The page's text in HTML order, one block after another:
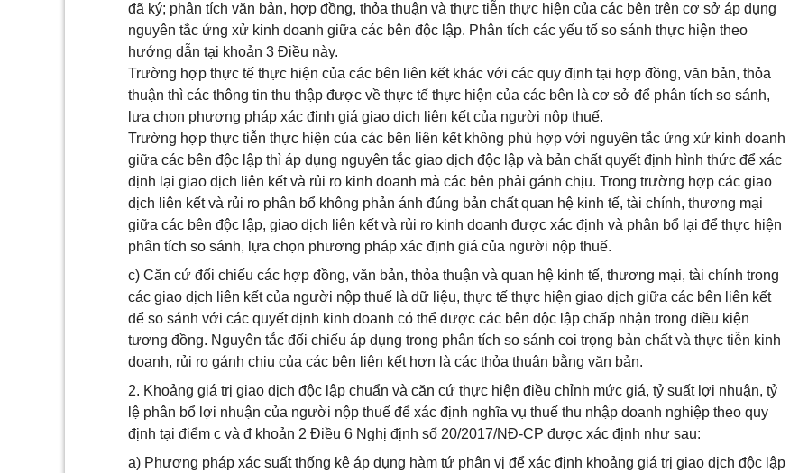
đã ký; phân tích văn bản, hợp đồng, thỏa thuận và thực tiễn thực hiện của các bên trên cơ sở áp dụng
nguyên tắc ứng xử kinh doanh giữa các bên độc lập. Phân tích các yếu tố so sánh thực hiện theo
hướng dẫn tại khoản 3 Điều này.
Trường hợp thực tế thực hiện của các bên liên kết khác với các quy định tại hợp đồng, văn bản, thỏa
thuận thì các thông tin thu thập được về thực tế thực hiện của các bên là cơ sở để phân tích so sánh,
lựa chọn phương pháp xác định giá giao dịch liên kết của người nộp thuế.
Trường hợp thực tiễn thực hiện của các bên liên kết không phù hợp với nguyên tắc ứng xử kinh doanh
giữa các bên độc lập thì áp dụng nguyên tắc giao dịch độc lập và bản chất quyết định hình thức để xác
định lại giao dịch liên kết và rủi ro kinh doanh mà các bên phải gánh chịu. Trong trường hợp các giao
dịch liên kết và rủi ro phân bổ không phản ánh đúng bản chất quan hệ kinh tế, tài chính, thương mại
giữa các bên độc lập, giao dịch liên kết và rủi ro kinh doanh được xác định và phân bổ lại để thực hiện
phân tích so sánh, lựa chọn phương pháp xác định giá của người nộp thuế.
c) Căn cứ đối chiếu các hợp đồng, văn bản, thỏa thuận và quan hệ kinh tế, thương mại, tài chính trong
các giao dịch liên kết của người nộp thuế là dữ liệu, thực tế thực hiện giao dịch giữa các bên liên kết
để so sánh với các quyết định kinh doanh có thể được các bên độc lập chấp nhận trong điều kiện
tương đồng. Nguyên tắc đối chiếu áp dụng trong phân tích so sánh coi trọng bản chất và thực tiễn kinh
doanh, rủi ro gánh chịu của các bên liên kết hơn là các thỏa thuận bằng văn bản.
2. Khoảng giá trị giao dịch độc lập chuẩn và căn cứ thực hiện điều chỉnh mức giá, tỷ suất lợi nhuận, tỷ
lệ phân bổ lợi nhuận của người nộp thuế để xác định nghĩa vụ thuế thu nhập doanh nghiệp theo quy
định tại điểm c và đ khoản 2 Điều 6 Nghị định số 20/2017/NĐ-CP được xác định như sau:
a) Phương pháp xác suất thống kê áp dụng hàm tứ phân vị để xác định khoảng giá trị giao dịch độc lập